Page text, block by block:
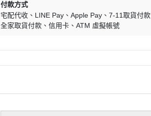
付款方式
宅配代收
LINE Pay Apple Pay
7-11取貨付款
全家取貨付款
信用卡 ATM 虛擬帳號